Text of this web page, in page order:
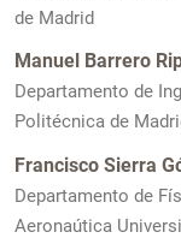
de Madrid
Manuel Barrero
Departamento de
Politécnica de
Francisco Sierra
Departamento de
Aeronaútica